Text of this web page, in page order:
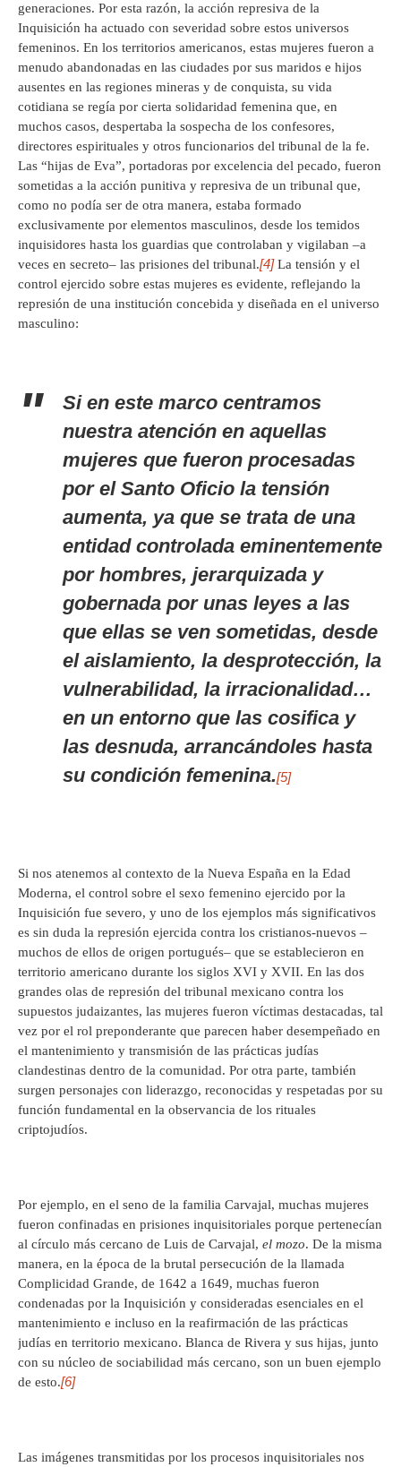
generaciones. Por esta razón, la acción represiva de la
Inquisición ha actuado con severidad sobre estos universos
femeninos. En los territorios americanos, estas mujeres fueron a
menudo abandonadas en las ciudades por sus maridos e hijos
ausentes en las regiones mineras y de conquista, su vida
cotidiana se regía por cierta solidaridad femenina que, en
muchos casos, despertaba la sospecha de los confesores,
directores espirituales y otros funcionarios del tribunal de la fe.
Las “hijas de Eva”, portadoras por excelencia del pecado, fueron
sometidas a la acción punitiva y represiva de un tribunal que,
como no podía ser de otra manera, estaba formado
exclusivamente por elementos masculinos, desde los temidos
inquisidores hasta los guardias que controlaban y vigilaban –a
veces en secreto– las prisiones del tribunal.[4]La tensión y el
control ejercido sobre estas mujeres es evidente, reflejando la
represión de una institución concebida y diseñada en el universo
masculino:
Si en este marco centramos
nuestra atención en aquellas
mujeres que fueron procesadas
por el Santo Oficio la tensión
aumenta, ya que se trata de una
entidad controlada eminentemente
por hombres, jerarquizada y
gobernada por unas leyes a las
que ellas se ven sometidas, desde
el aislamiento, la desprotección, la
vulnerabilidad, la irracionalidad…
en un entorno que las cosifica y
las desnuda, arrancándoles hasta
su condición femenina.[5]
Si nos atenemos al contexto de la Nueva España en la Edad
Moderna, el control sobre el sexo femenino ejercido por la
Inquisición fue severo, y uno de los ejemplos más significativos
es sin duda la represión ejercida contra los cristianos-nuevos –
muchos de ellos de origen portugués– que se establecieron en
territorio americano durante los siglos XVI y XVII. En las dos
grandes olas de represión del tribunal mexicano contra los
supuestos judaizantes, las mujeres fueron víctimas destacadas, tal
vez por el rol preponderante que parecen haber desempeñado en
el mantenimiento y transmisión de las prácticas judías
clandestinas dentro de la comunidad. Por otra parte, también
surgen personajes con liderazgo, reconocidas y respetadas por su
función fundamental en la observancia de los rituales
criptojudíos.
Por ejemplo, en el seno de la familia Carvajal, muchas mujeres
fueron confinadas en prisiones inquisitoriales porque pertenecían
al círculo más cercano de Luis de Carvajal, el mozo. De la misma
manera, en la época de la brutal persecución de la llamada
Complicidad Grande, de 1642 a 1649, muchas fueron
condenadas por la Inquisición y consideradas esenciales en el
mantenimiento e incluso en la reafirmación de las prácticas
judías en territorio mexicano. Blanca de Rivera y sus hijas, junto
con su núcleo de sociabilidad más cercano, son un buen ejemplo
de esto.[6]
Las imágenes transmitidas por los procesos inquisitoriales nos